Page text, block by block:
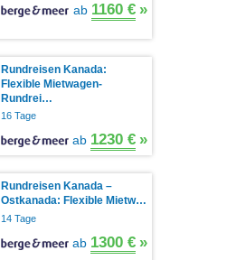
ab 1160 € »
Rundreisen Kanada:
Flexible Mietwagen-
Rundrei…
16 Tage
ab 1230 € »
Rundreisen Kanada –
Ostkanada: Flexible Mietw…
14 Tage
ab 1300 € »